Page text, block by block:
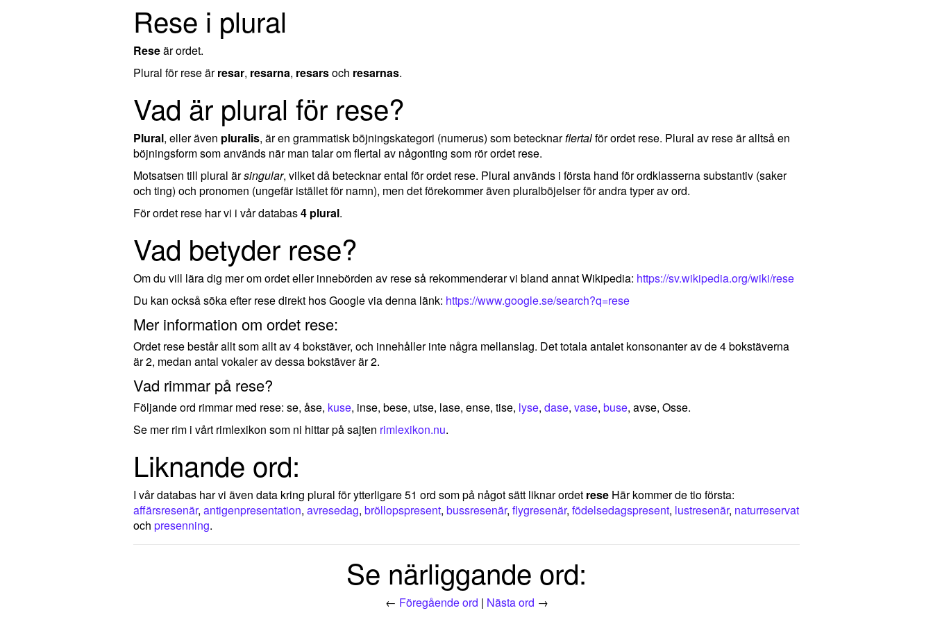
Rese i plural
Reseär ordet.
Plural för rese ärresar, resarna, resarsoch resarnas.
Vad är plural för rese?
Plural, eller även pluralis, är en grammatisk böjningskategori (numerus) som betecknarflertalför ordet rese. Plural av rese är alltså en
böjningsform som används när man talar om flertal av någonting som rör ordet rese.
Motsatsen till plural ärsingular, vilket då betecknar ental för ordet rese. Plural används i första hand för ordklasserna substantiv (saker
och ting) och pronomen (ungefär istället för namn), men det förekommer även pluralböjelser för andra typer av ord.
För ordet rese har vi i vår databas4 plural.
Vad betyder rese?
Om du vill lära dig mer om ordet eller innebörden av rese så rekommenderar vi bland annat Wikipedia: https://sv.wikipedia.org/wiki/rese
Du kan också söka efter rese direkt hos Google via denna länk: https://www.google.se/search?q=rese
Mer information om ordet rese:
Ordet rese består allt som allt av 4 bokstäver, och innehåller inte några mellanslag. Det totala antalet konsonanter av de 4 bokstäverna
är 2, medan antal vokaler av dessa bokstäver är 2.
Vad rimmar på rese?
Följande ord rimmar med rese: se, åse, kuse, inse, bese, utse, lase, ense, tise, lyse, dase, vase, buse, avse, Osse.
Se mer rim i vårt rimlexikon som ni hittar på sajten rimlexikon.nu.
Liknande ord:
I vår databas har vi även data kring plural för ytterligare 51 ord som på något sätt liknar ordet rese Här kommer de tio första:
affärsresenär, antigenpresentation, avresedag, bröllopspresent, bussresenär, flygresenär, födelsedagspresent, lustresenär, naturreservat
och presenning.
Se närliggande ord:
← Föregående ord | Nästa ord →